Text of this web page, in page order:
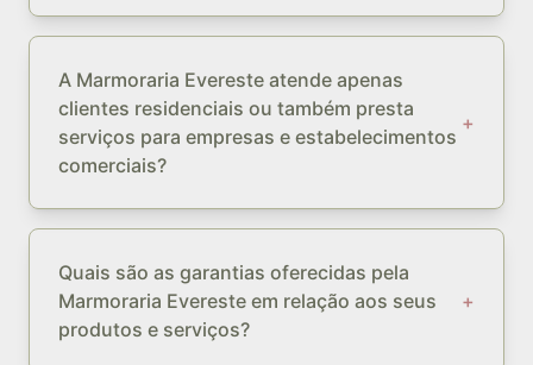
A Marmoraria Evereste atende apenas
clientes residenciais ou também presta
serviços para empresas e estabelecimentos
comerciais?
+
Quais são as garantias oferecidas pela
Marmoraria Evereste em relação aos seus
produtos e serviços?
+